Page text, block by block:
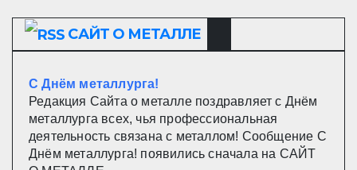
САЙТ О МЕТАЛЛЕ
С Днём металлурга!
Редакция Сайта о металле поздравляет с Днём
металлурга всех, чья профессиональная
деятельность связана с металлом! Сообщение С
Днём металлурга! появились сначала на САЙТ